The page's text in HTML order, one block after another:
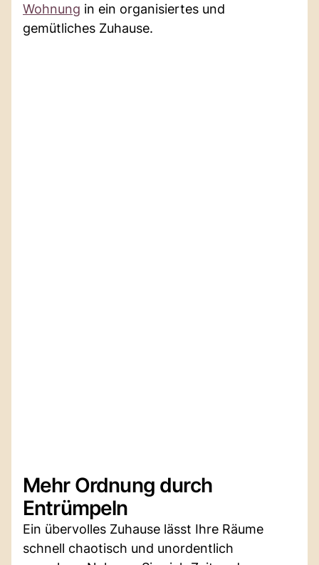
Wohnung in ein organisiertes und
gemütliches Zuhause.
Mehr Ordnung durch
Entrümpeln
Ein übervolles Zuhause lässt Ihre Räume
schnell chaotisch und unordentlich